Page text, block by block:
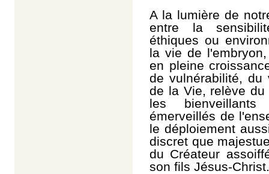
A la lumière de
entre la
éthiques ou
la vie de
en pleine
de vulnérabilité, du
de la Vie, relève
les
émerveillés de
le déploiement
discret que
du Créateur
son fils Jésus-Christ.